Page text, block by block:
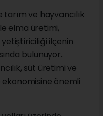
ve hayvancılık
elma üretimi,
ilçenin
bulunuyor.
süt üretimi ve
önemli